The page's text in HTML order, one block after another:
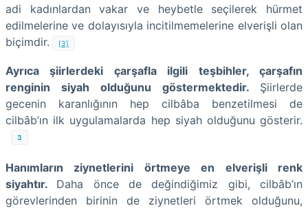
adi kadınlardan vakar ve heybetle seçilerek hürmet
edilmelerine ve dolayısıyla incitilmemelerine elverişli olan
biçimdir.
[3]
Ayrıca şiirlerdeki çarşafla ilgili teşbihler, çarşafın
renginin siyah olduğunu göstermektedir. Şiirlerde
gecenin karanlığının hep cilbâba benzetilmesi de
cilbâb’ın ilk uygulamalarda hep siyah olduğunu gösterir.
3
Hanımların ziynetlerini örtmeye en elverişli renk
siyahtır. Daha önce de değindiğimiz gibi, cilbâb’ın
görevlerinden birinin de ziynetleri örtmek olduğunu,